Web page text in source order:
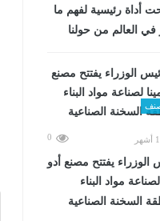
أداة رئيسية لفهم ما
في العالم من حولنا
0
الوزراء يفتتح مصنع أدو
مواد البناء
السخنة الصناعية